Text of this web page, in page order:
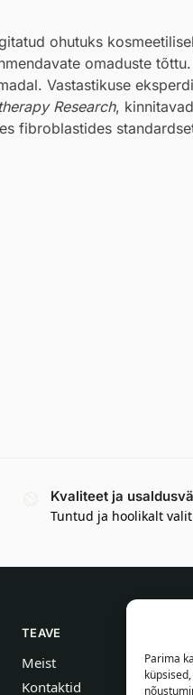
Parima
ohutuks
omaduste
Vastastikuse
Research,
fibroblastides
Kvaliteet ja
Tuntud ja hoolikalt
TEAVE
Meist
Kontaktid